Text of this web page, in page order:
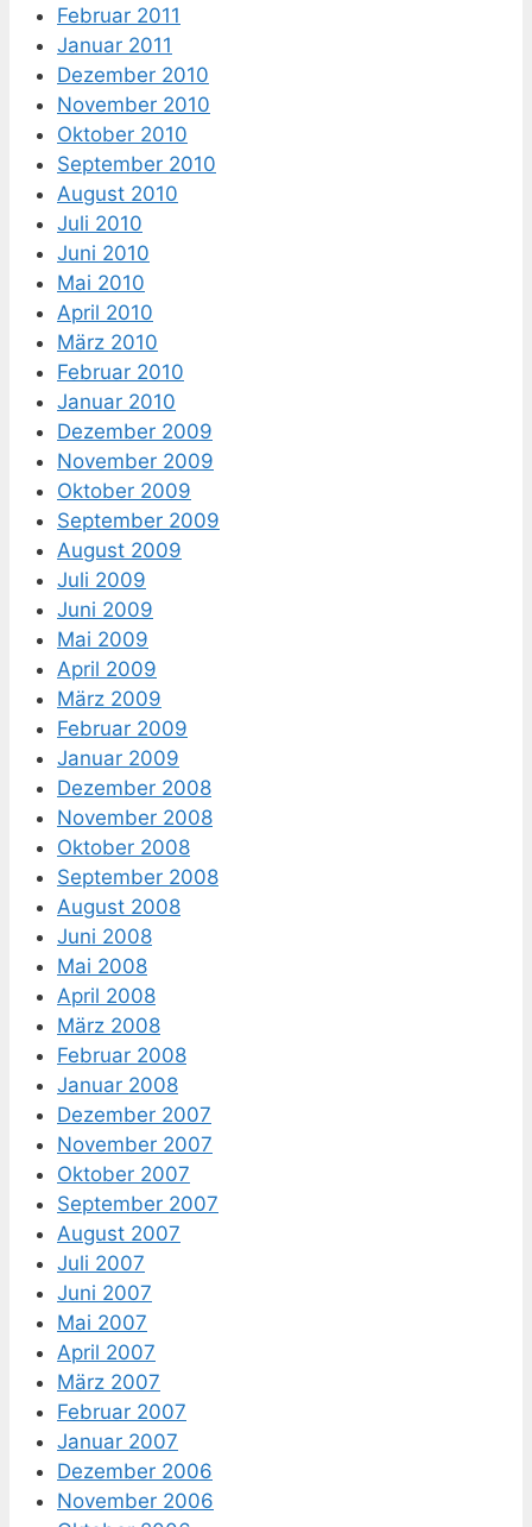
Februar 2011
Januar 2011
Dezember 2010
November 2010
Oktober 2010
September 2010
August 2010
Juli 2010
Juni 2010
Mai 2010
April 2010
März 2010
Februar 2010
Januar 2010
Dezember 2009
November 2009
Oktober 2009
September 2009
August 2009
Juli 2009
Juni 2009
Mai 2009
April 2009
März 2009
Februar 2009
Januar 2009
Dezember 2008
November 2008
Oktober 2008
September 2008
August 2008
Juni 2008
Mai 2008
April 2008
März 2008
Februar 2008
Januar 2008
Dezember 2007
November 2007
Oktober 2007
September 2007
August 2007
Juli 2007
Juni 2007
Mai 2007
April 2007
März 2007
Februar 2007
Januar 2007
Dezember 2006
November 2006